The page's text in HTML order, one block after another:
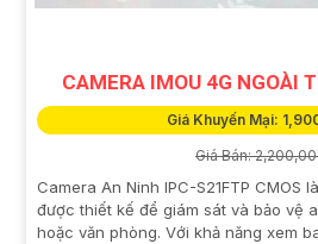
CAMERA IMOU 4G NGOÀI
Giá Khuyến Mại:
Giá Bán:
Camera An Ninh IPC-S21FTP CMOS
được thiết kế để giám sát và bảo vệ
hoặc văn phòng. Với khả năng xem